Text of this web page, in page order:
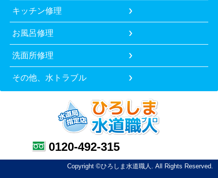
キッチン修理
お風呂修理
洗面所修理
その他、水トラブル
0120-492-315
Copyright ©ひろしま水道職人. All Rights Reserved.